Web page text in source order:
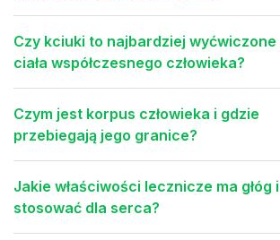
Czy kciuki to najbardziej wyćwiczone
ciała współczesnego człowieka?
Czym jest korpus człowieka i gdzie
przebiegają jego granice?
Jakie właściwości lecznicze ma głóg
stosować dla serca?